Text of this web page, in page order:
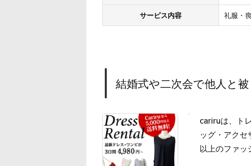
サービス内容 礼服・
結婚式や二次会で他人と
cariruは、ト
ッグ・アク
以上のファッ